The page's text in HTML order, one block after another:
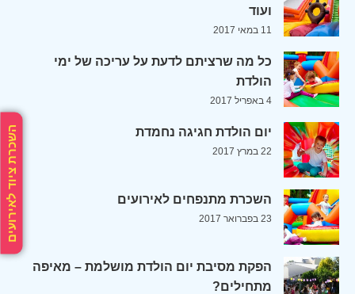
השכרת ציוד לאירועים
ועוד
11 במאי 2017
כל מה שרציתם לדעת על עריכה של ימי
הולדת
4 באפריל 2017
יום הולדת חגיגה נחמדת
22 במרץ 2017
השכרת מתנפחים לאירועים
23 בפברואר 2017
הפקת מסיבת יום הולדת מושלמת – מאיפה
מתחילים?